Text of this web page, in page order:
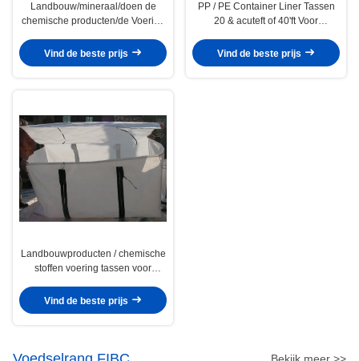
Landbouw/mineraal/doen de
chemische producten/de Voering
kubieke meter in zakken
Vind de beste prijs
PP / PE Container Liner Tassen
20 & acuteft of 40'ft Voor
Vind de beste prijs
Landbouwproducten / chemische
stoffen voering tassen voor
Vind de beste prijs